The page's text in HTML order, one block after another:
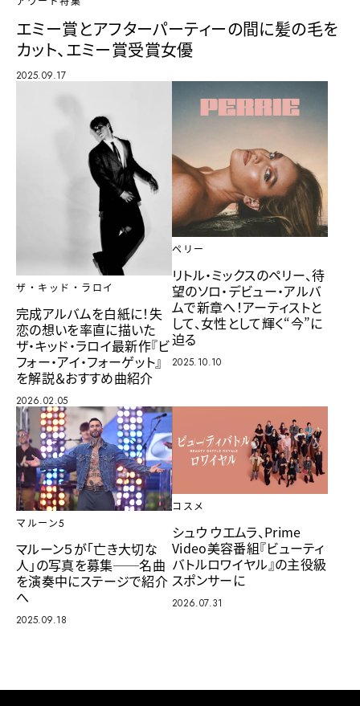
エミー賞とアフターパーティーの間に髪の毛を
カット、エミー賞受賞女優
2025.09.17
ザ・キッド・ラロイ
完成アルバムを白紙に！失
恋の想いを率直に描いた
ザ・キッド・ラロイ最新作『ビ
フォー・アイ・フォーゲット』
を解説＆おすすめ曲紹介
2026.02.05
ペリー
リトル・ミックスのペリー、待
望のソロ・デビュー・アルバ
ムで新章へ！アーティストと
して、女性として輝く“今”に
迫る
2025.10.10
マルーン5
マルーン５が「亡き大切な
人」の写真を募集──名曲
を演奏中にステージで紹介
へ
2025.09.18
コスメ
シュウ ウエムラ、Prime
Video美容番組『ビューティ
バトルロワイヤル』の主役級
スポンサーに
2026.07.31